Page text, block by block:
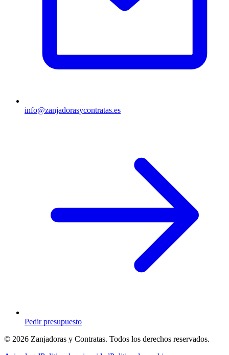
info@zanjadorasycontratas.es
Pedir presupuesto
© 2026 Zanjadoras y Contratas. Todos los derechos reservados.